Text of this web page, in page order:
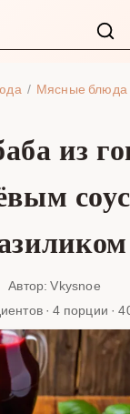
Мясные блюда
из
Автор: Vkysnoe
· 4 порции ·